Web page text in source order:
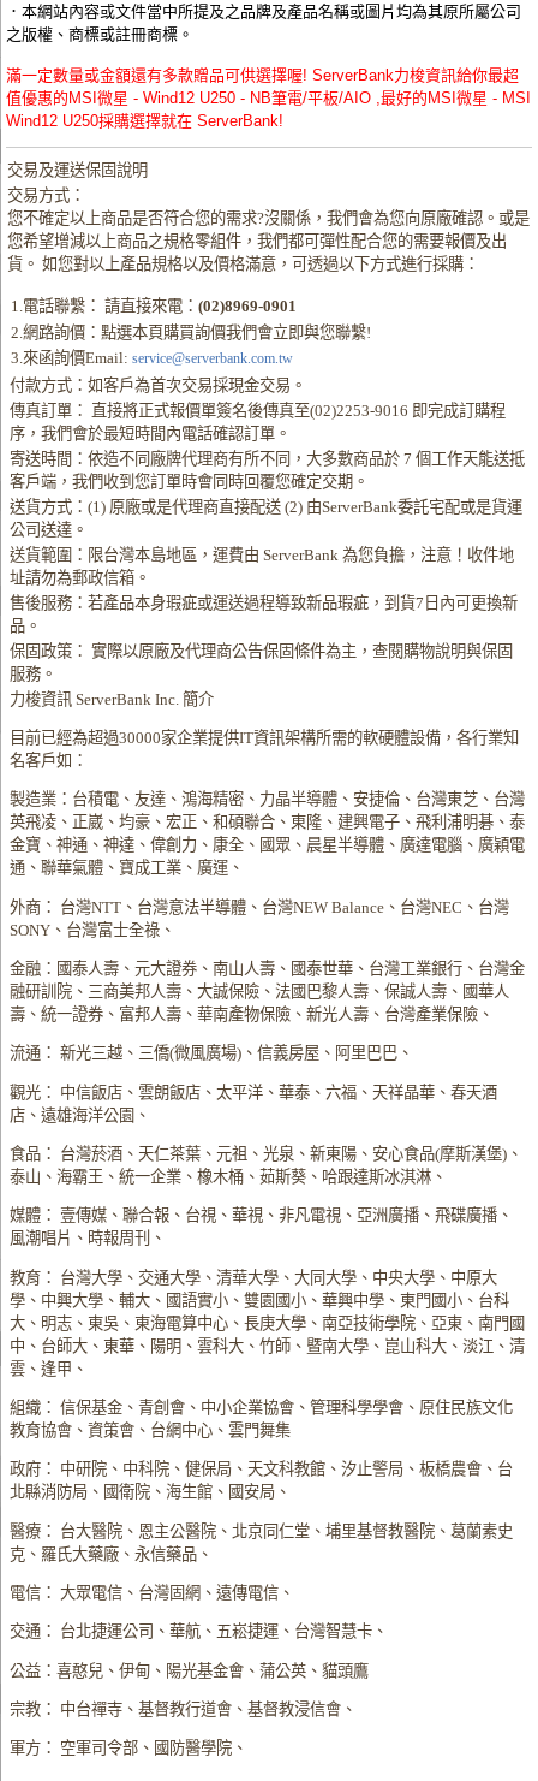
．本網站內容或文件當中所提及之品牌及產品名稱或圖片均為其原所屬公司
之版權、商標或註冊商標。
滿一定數量或金額還有多款贈品可供選擇喔! ServerBank力梭資訊給你最超
值優惠的MSI微星 - Wind12 U250 - NB筆電/平板/AIO ,最好的MSI微星 - MSI
Wind12 U250採購選擇就在 ServerBank!
交易及運送保固說明
交易方式：
您不確定以上商品是否符合您的需求?沒關係，我們會為您向原廠確認。或是
您希望增減以上商品之規格零組件，我們都可彈性配合您的需要報價及出
貨。 如您對以上產品規格以及價格滿意，可透過以下方式進行採購：
1.電話聯繫： 請直接來電：(02)8969-0901
2.網路詢價：點選本頁購買詢價我們會立即與您聯繫!
3.來函詢價Email: service@serverbank.com.tw
付款方式：如客戶為首次交易採現金交易。
傳真訂單： 直接將正式報價單簽名後傳真至(02)2253-9016 即完成訂購程
序，我們會於最短時間內電話確認訂單。
寄送時間：依造不同廠牌代理商有所不同，大多數商品於 7 個工作天能送抵
客戶端，我們收到您訂單時會同時回覆您確定交期。
送貨方式：(1) 原廠或是代理商直接配送 (2) 由ServerBank委託宅配或是貨運
公司送達。
送貨範圍：限台灣本島地區，運費由 ServerBank 為您負擔，注意！收件地
址請勿為郵政信箱。
售後服務：若產品本身瑕疵或運送過程導致新品瑕疵，到貨7日內可更換新
品。
保固政策： 實際以原廠及代理商公告保固條件為主，查閱購物說明與保固
服務。
力梭資訊 ServerBank Inc. 簡介
目前已經為超過30000家企業提供IT資訊架構所需的軟硬體設備，各行業知
名客戶如：
製造業：台積電、友達、鴻海精密、力晶半導體、安捷倫、台灣東芝、台灣
英飛凌、正崴、均豪、宏正、和碩聯合、東隆、建興電子、飛利浦明碁、泰
金寶、神通、神達、偉創力、康全、國眾、晨星半導體、廣達電腦、廣穎電
通、聯華氣體、寶成工業、廣運、
外商： 台灣NTT、台灣意法半導體、台灣NEW Balance、台灣NEC、台灣
SONY、台灣富士全祿、
金融：國泰人壽、元大證券、南山人壽、國泰世華、台灣工業銀行、台灣金
融研訓院、三商美邦人壽、大誠保險、法國巴黎人壽、保誠人壽、國華人
壽、統一證券、富邦人壽、華南產物保險、新光人壽、台灣產業保險、
流通： 新光三越、三僑(微風廣場)、信義房屋、阿里巴巴、
觀光： 中信飯店、雲朗飯店、太平洋、華泰、六福、天祥晶華、春天酒
店、遠雄海洋公園、
食品： 台灣菸酒、天仁茶葉、元祖、光泉、新東陽、安心食品(摩斯漢堡)、
泰山、海霸王、統一企業、橡木桶、茹斯葵、哈跟達斯冰淇淋、
媒體： 壹傳媒、聯合報、台視、華視、非凡電視、亞洲廣播、飛碟廣播、
風潮唱片、時報周刊、
教育： 台灣大學、交通大學、清華大學、大同大學、中央大學、中原大
學、中興大學、輔大、國語實小、雙園國小、華興中學、東門國小、台科
大、明志、東吳、東海電算中心、長庚大學、南亞技術學院、亞東、南門國
中、台師大、東華、陽明、雲科大、竹師、暨南大學、崑山科大、淡江、清
雲、逢甲、
組織： 信保基金、青創會、中小企業協會、管理科學學會、原住民族文化
教育協會、資策會、台網中心、雲門舞集
政府： 中研院、中科院、健保局、天文科教館、汐止警局、板橋農會、台
北縣消防局、國衛院、海生館、國安局、
醫療： 台大醫院、恩主公醫院、北京同仁堂、埔里基督教醫院、葛蘭素史
克、羅氏大藥廠、永信藥品、
電信： 大眾電信、台灣固網、遠傳電信、
交通： 台北捷運公司、華航、五崧捷運、台灣智慧卡、
公益：喜憨兒、伊甸、陽光基金會、蒲公英、貓頭鷹
宗教： 中台禪寺、基督教行道會、基督教浸信會、
軍方： 空軍司令部、國防醫學院、